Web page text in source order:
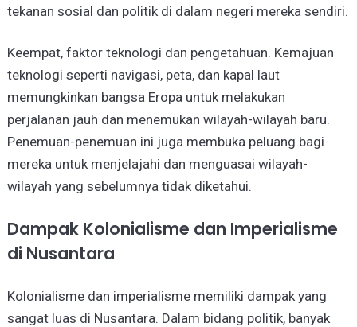
tekanan sosial dan politik di dalam negeri mereka sendiri.
Keempat, faktor teknologi dan pengetahuan. Kemajuan
teknologi seperti navigasi, peta, dan kapal laut
memungkinkan bangsa Eropa untuk melakukan
perjalanan jauh dan menemukan wilayah-wilayah baru.
Penemuan-penemuan ini juga membuka peluang bagi
mereka untuk menjelajahi dan menguasai wilayah-
wilayah yang sebelumnya tidak diketahui.
Dampak Kolonialisme dan Imperialisme
di Nusantara
Kolonialisme dan imperialisme memiliki dampak yang
sangat luas di Nusantara. Dalam bidang politik, banyak